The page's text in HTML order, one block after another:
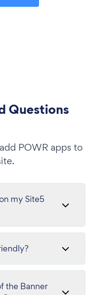
Questions
POWR apps to
my Site5
the Banner